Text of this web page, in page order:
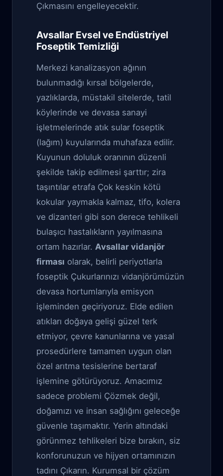
Çıkmasını engelleyecektir.
Avsallar Evsel ve Endüstriyel
Foseptik Temizliği
Merkezi kanalizasyon ağının
bulunmadığı kırsal bölgelerde,
yazlıklarda, müstakil sitelerde, tatil
köylerinde ve devasa sanayi
işletmelerinde atık sular foseptik
(lağım) kuyularında muhafaza edilir.
Kuyunun doluluk oranının düzenli
şekilde takip edilmesi şarttır; zira
taşıntılar etrafa Çok keskin kötü
kokular yaymakla kalmaz, tifo, kolera
ve dizanteri gibi son derece tehlikeli
bulaşıcı hastalıkların yayılmasına
ortam hazırlar. Avsallar vidanjör
firması olarak, belirli periyotlarla
foseptik Çukurlarınızı vidanjörümüzün
devasa hortumlarıyla emisyon
işleminden geçiriyoruz. Elde edilen
atıkları doğaya gelişi güzel terk
etmiyor, çevre kanunlarına ve yasal
prosedürlere tamamen uygun olan
özel arıtma tesislerine bertaraf
işlemine götürüyoruz. Amacımız
sadece problemi Çözmek değil,
doğamızı ve insan sağlığını geleceğe
güvenle taşımaktır. Yerin altındaki
görünmez tehlikeleri bize bırakın, siz
konforunuzun ve hijyen ortamınızın
tadını Çıkarın. Kurumsal bir çözüm